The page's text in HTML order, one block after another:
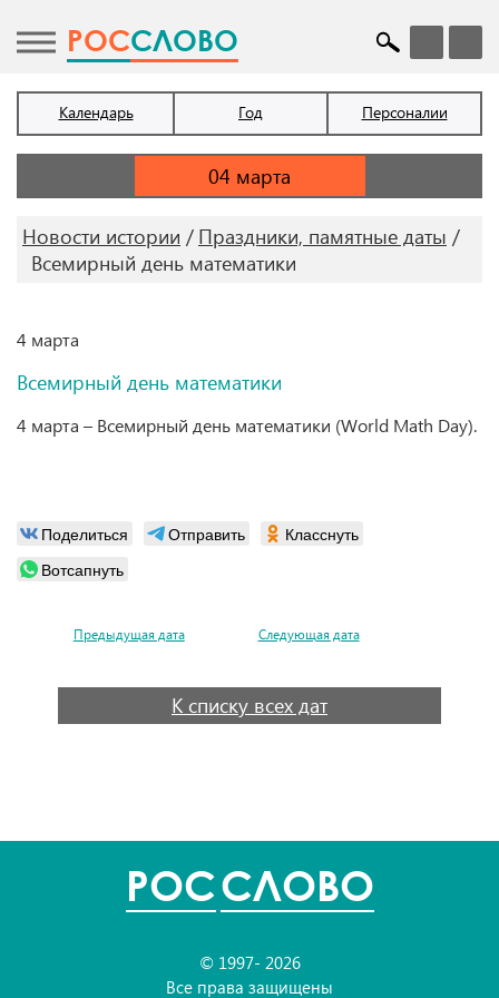
POCСЛОВО
Календарь Год Персоналии
Новости истории
Праздники, памятные даты
Всемирный день математики
4 марта
Всемирный день математики
4 марта – Всемирный день математики (World Math Day).
Поделиться Отправить
Класснуть
Вотсапнуть
Предыдущая дата Следующая дата
К списку всех дат
POCСЛОВО
© 1997- 2026
Все права защищены